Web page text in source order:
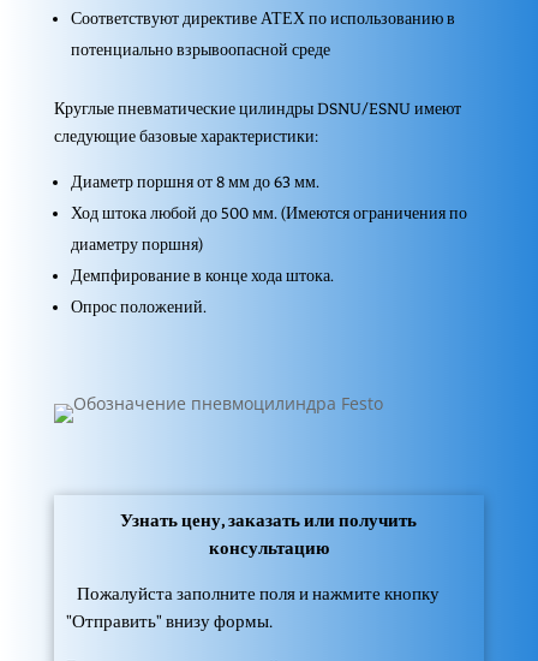
Соответствуют директиве АТЕХ по использованию в
потенциально взрывоопасной среде
Круглые пневматические цилиндры DSNU/ESNU имеют
следующие базовые характеристики:
Диаметр поршня от 8 мм до 63 мм.
Ход штока любой до 500 мм. (Имеются ограничения по
диаметру поршня)
Демпфирование в конце хода штока.
Опрос положений.
Узнать цену, заказать или получить
консультацию
Пожалуйста заполните поля и нажмите кнопку
"Отправить" внизу формы.